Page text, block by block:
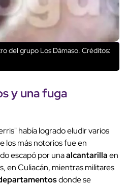
del grupo Los Dámaso. Créditos:
y una fuga
había logrado eludir varios
los más notorios fue en
escapó por unaalcantarillaen
en Culiacán, mientras militares
donde se